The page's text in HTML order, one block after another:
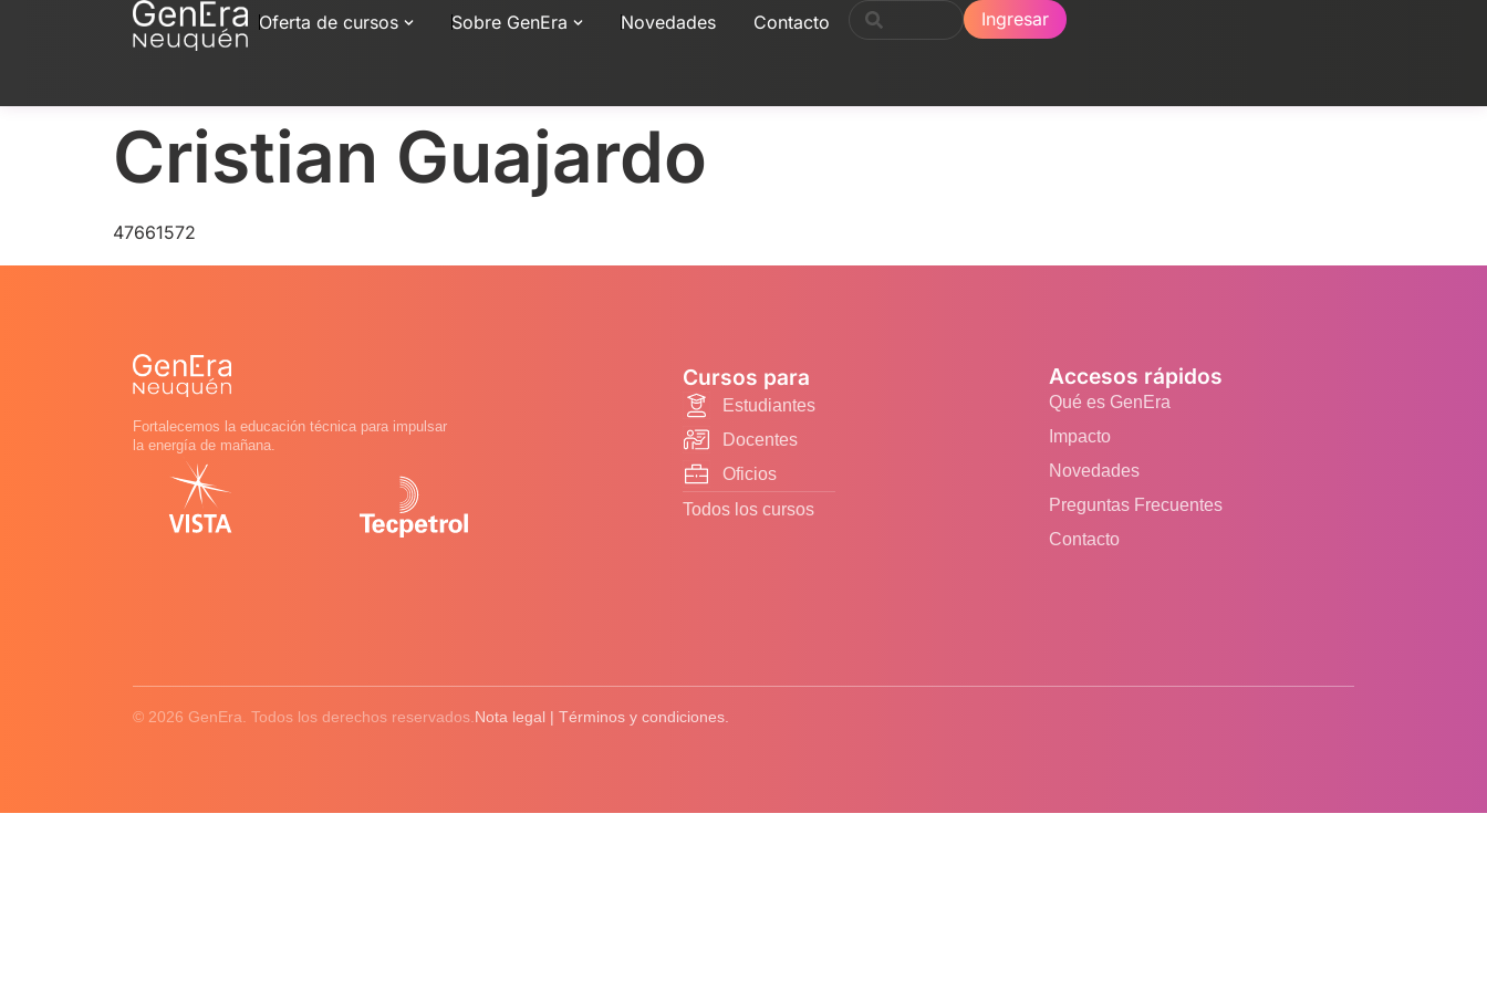
Oferta de cursos Sobre GenEra Novedades Contacto Ingresar
Cristian Guajardo
47661572
Fortalecemos la educación técnica para impulsar
la energía de mañana.
Cursos para
Estudiantes
Docentes
Oficios
Todos los cursos
Accesos rápidos
Qué es GenEra
Impacto
Novedades
Preguntas Frecuentes
Contacto
© 2026 GenEra. Todos los derechos reservados. Nota legal | Términos y condiciones.